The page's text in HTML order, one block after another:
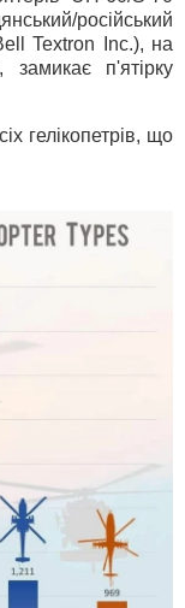
російський
Textron Inc.), на
п'ятірку
гелікопетрів, що